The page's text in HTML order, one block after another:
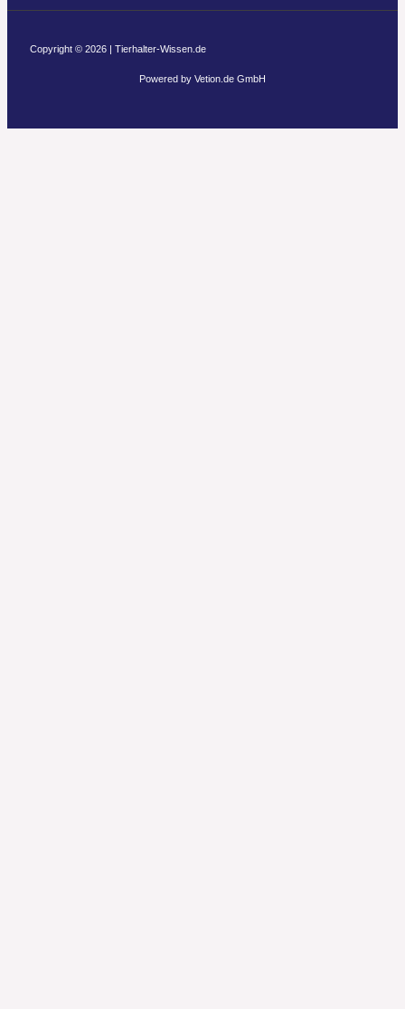
Copyright © 2026 | Tierhalter-Wissen.de
Powered by Vetion.de GmbH